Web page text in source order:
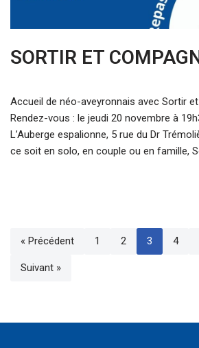
SORTIR ET
Accueil de néo-aveyronnais avec Sortir
Rendez-vous : le jeudi 20 novembre à
L’Auberge espalionne, 5 rue du Dr
ce soit en solo, en couple ou en famille,
« Précédent 1 2 3 4
Suivant »